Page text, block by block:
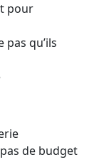
pour
qu’ils
de budget